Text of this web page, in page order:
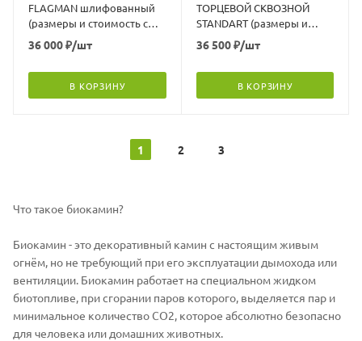
FLAGMAN шлифованный
(размеры и стоимость см.
в описании)
36 000₽/шт
В КОРЗИНУ
ТОРЦЕВОЙ СКВОЗНОЙ
STANDART (размеры и
стоимость см. в описании)
36 500₽/шт
В КОРЗИНУ
1 2 3
Что такое биокамин?
Биокамин - это декоративный камин с настоящим живым
огнём, но не требующий при его эксплуатации дымохода или
вентиляции. Биокамин работает на специальном жидком
биотопливе, при сгорании паров которого, выделяется пар и
минимальное количество СО2, которое абсолютно безопасно
для человека или домашних животных.